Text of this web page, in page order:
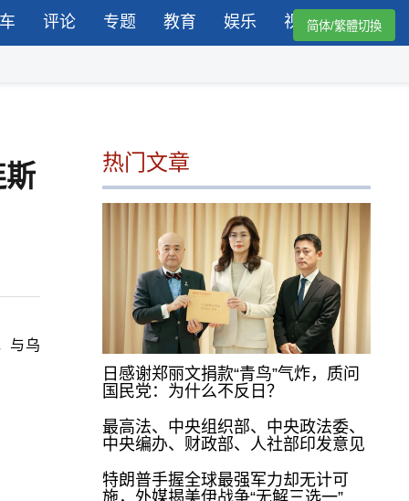
评论 专题 教育 娱乐 视频简体/繁體切換
与乌
热门文章
日感谢郑丽文捐款“青鸟”气炸，质问
国民党：为什么不反日？
最高法、中央组织部、中央政法委、
中央编办、财政部、人社部印发意见
特朗普手握全球最强军力却无计可